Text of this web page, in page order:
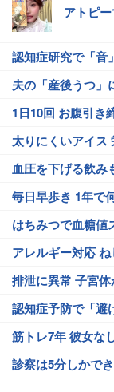
アトピ
認知症研究で「音
夫の「産後うつ」
1日10回 お腹引き
太りにくいアイス
血圧を下げる飲み
毎日早歩き 1年で
はちみつで血糖値
アレルギー対応
排泄に異常 子宮
認知症予防で「避
筋トレ7年 彼女な
診察は5分しかで